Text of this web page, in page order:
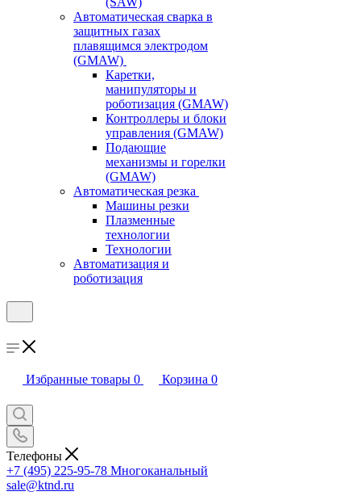
Автоматическая сварка в
защитных газах
плавящимся электродом
(GMAW)
Каретки,
манипуляторы и
роботизация (GMAW)
Контроллеры и блоки
управления (GMAW)
Подающие
механизмы и горелки
(GMAW)
Автоматическая резка
Машины резки
Плазменные
технологии
Технологии
Автоматизация и
роботизация
Избранные товары 0 Корзина 0
Телефоны
+7 (495) 225-95-78 Многоканальный
sale@ktnd.ru